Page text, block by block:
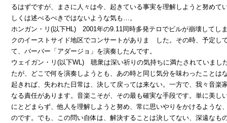
るはずですが、まさに人々は今、起きている事実を理解しようと努めて
しくは述べるべきではないような気も…。
ホンガン・リ(以下HL) 2001年の9.11同時多発テロでビルが崩壊してし
クのイーストサイド地区でコンサートがありま した。その時、予定し
て、バーバー「アダージョ」を演奏したんです。
ウェイガン・リ(以下WL) 聴衆は深い祈りの気持ちに満たされていまし
たが、どこで何を演奏しようとも、あの時と同じ気分を味わったことは
起きれば、失われた日常は、決して戻っては来ない。一方で、我々音楽
なる責任があります。音楽こそが、その最も確実な手段です。単に美し
にとどまらず、他人を理解しようと努め、常に思いやりをかけるような
のです。でも、この問い自体は、解決することは決してない、深遠なも